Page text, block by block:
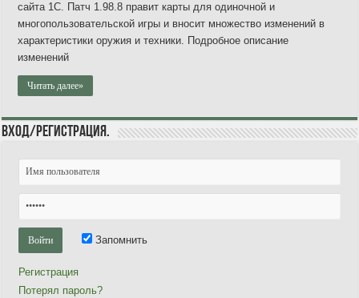
сайта 1С. Патч 1.98.8 правит карты для одиночной и
многопользовательской игры и вносит множество изменений в
характеристики оружия и техники. Подробное описание
изменений
Читать далее»
Вход/Регистрация.
Запомнить
Регистрация
Потерял пароль?